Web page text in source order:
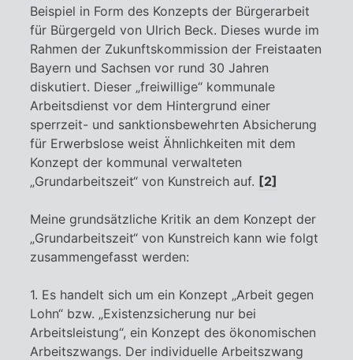
Beispiel in Form des Konzepts der Bürgerarbeit
für Bürgergeld von Ulrich Beck. Dieses wurde im
Rahmen der Zukunftskommission der Freistaaten
Bayern und Sachsen vor rund 30 Jahren
diskutiert. Dieser „freiwillige“ kommunale
Arbeitsdienst vor dem Hintergrund einer
sperrzeit- und sanktionsbewehrten Absicherung
für Erwerbslose weist Ähnlichkeiten mit dem
Konzept der kommunal verwalteten
„Grundarbeitszeit“ von Kunstreich auf. [2]
Meine grundsätzliche Kritik an dem Konzept der
„Grundarbeitszeit“ von Kunstreich kann wie folgt
zusammengefasst werden:
1. Es handelt sich um ein Konzept „Arbeit gegen
Lohn“ bzw. „Existenzsicherung nur bei
Arbeitsleistung“, ein Konzept des ökonomischen
Arbeitszwangs. Der individuelle Arbeitszwang